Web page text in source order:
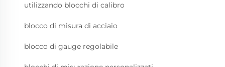
utilizzando blocchi di calibro
blocco di misura di acciaio
blocco di gauge regolabile